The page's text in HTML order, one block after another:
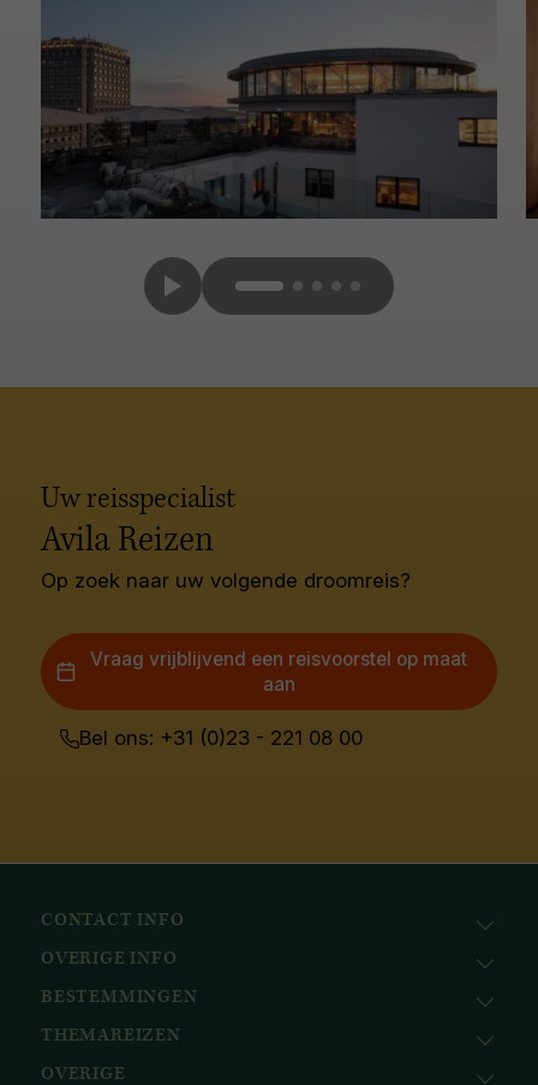
Uw reisspecialist
Avila Reizen
Op zoek naar uw volgende droomreis?
Vraag vrijblijvend een reisvoorstel op maat
aan
Bel ons: +31 (0)23 - 221 08 00
CONTACT INFO
Avila Reizen
Nieuwe Gracht 78
+31 (0) 23 221 0800
+32 (0) 33 880 226
OVERIGE INFO
KvK: 51111616
BTW nr.: NL823096415B01
BESTEMMINGEN
Afrika
Azië
THEMAREIZEN
Cruises
OVERIGE